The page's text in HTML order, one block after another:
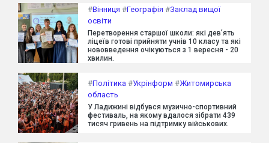
#Вінниця #Географія #Заклад вищої
освіти
Перетворення старшої школи: які дев’ять
ліцеїв готові прийняти учнів 10 класу та які
нововведення очікуються з 1 вересня - 20
хвилин.
#Політика #Укрінформ #Житомирська
область
У Ладижині відбувся музично-спортивний
фестиваль, на якому вдалося зібрати 439
тисяч гривень на підтримку військових.